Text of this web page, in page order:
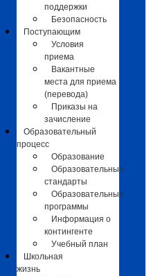
поддержки
Безопасность
Поступающим
Условия
приема
Вакантные
места для приема
(перевода)
Приказы на
зачисление
Образовательный
процесс
Образование
Образовательные
стандарты
Образовательные
программы
Информация о
контингенте
Учебный план
Школьная
жизнь